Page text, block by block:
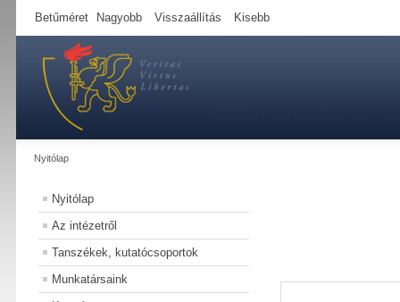
Betűméret Nagyobb Visszaállítás Kisebb
Nyitólap
Nyitólap
Az intézetről
Tanszékek, kutatócsoportok
Munkatársaink